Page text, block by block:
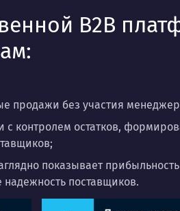
B2B
продажи без участия
с контролем остатков,
показывает
поставщиков.